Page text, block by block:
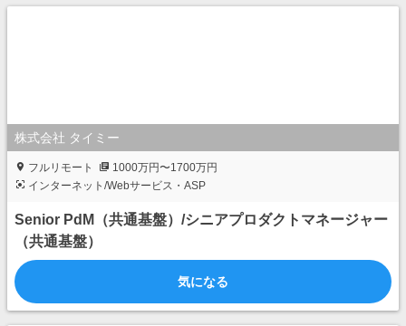
株式会社 タイミー
フルリモート
1000万円〜1700万円
インターネット/Webサービス・ASP
Senior PdM（共通基盤）/シニアプロダクトマネージャー
（共通基盤）
気になる